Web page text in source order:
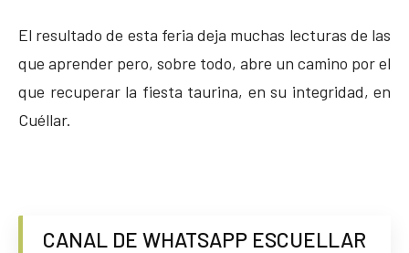
El resultado de esta feria deja muchas lecturas de las
que aprender pero, sobre todo, abre un camino por el
que recuperar la fiesta taurina, en su integridad, en
Cuéllar.
CANAL DE WHATSAPP ESCUELLAR